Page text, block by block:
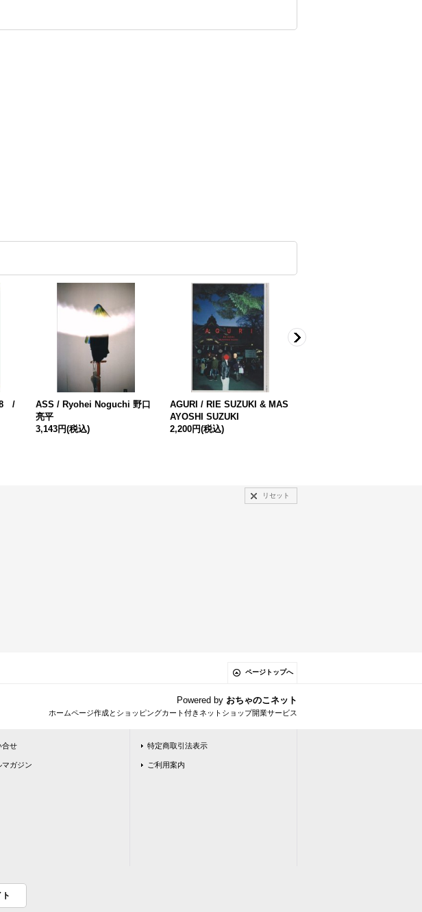
8 /
ASS / Ryohei Noguchi 野口
亮平
3,143円(税込)
AGURI / RIE SUZUKI & MAS
AYOSHI SUZUKI
2,200円(税込)
リセット
ページトップへ
Powered by おちゃのこネット
ホームページ作成とショッピングカート付きネットショップ開業サービス
合せ
マガジン
特定商取引法表示
ご利用案内